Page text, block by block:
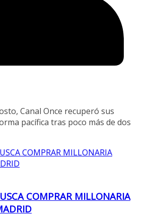
Canal Once recuperó sus
pacífica tras poco más de dos
COMPRAR MILLONARIA